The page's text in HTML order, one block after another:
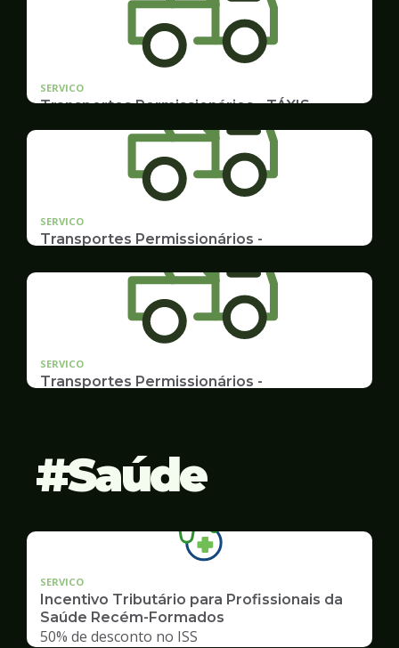
SERVICO
Transportes Permissionários - TÁXIS
SERVICO
Transportes Permissionários -
Documentação, Requerimento e Transferência
SERVICO
Transportes Permissionários -
Saúde
SERVICO
Incentivo Tributário para Profissionais da
Saúde Recém-Formados
50% de desconto no ISS